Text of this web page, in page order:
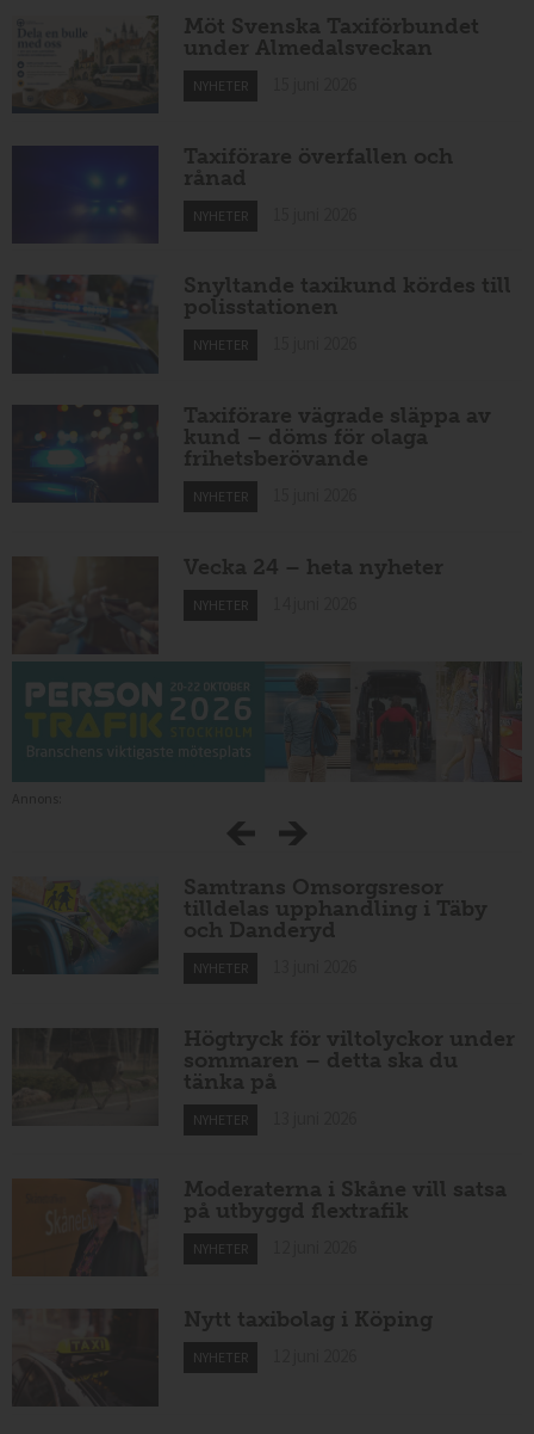
Möt Svenska Taxiförbundet
under Almedalsveckan
NYHETER
Taxiförare överfallen och
rånad
NYHETER
Snyltande taxikund kördes till
polisstationen
NYHETER
Taxiförare vägrade släppa av
kund – döms för olaga
frihetsberövande
NYHETER
Vecka 24 – heta nyheter
NYHETER
Samtrans Omsorgsresor
tilldelas upphandling i Täby
och Danderyd
NYHETER
Högtryck för viltolyckor under
sommaren – detta ska du
tänka på
NYHETER
Moderaterna i Skåne vill satsa
på utbyggd flextrafik
NYHETER
Nytt taxibolag i Köping
NYHETER